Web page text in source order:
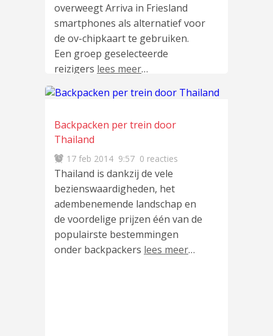
overweegt Arriva in Friesland
smartphones als alternatief voor
de ov-chipkaart te gebruiken.
Een groep geselecteerde
reizigers lees meer…
Backpacken per trein door
Thailand
17 feb 2014 9:57 0 reacties
Thailand is dankzij de vele
bezienswaardigheden, het
adembenemende landschap en
de voordelige prijzen één van de
populairste bestemmingen
onder backpackers lees meer…